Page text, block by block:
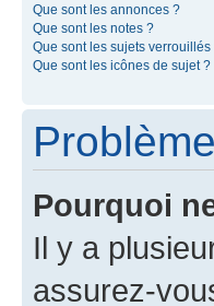
Que sont les annonces ?
Que sont les notes ?
Que sont les sujets verrouillés
Que sont les icônes de sujet ?
Pourquoi
Il y a
assurez-